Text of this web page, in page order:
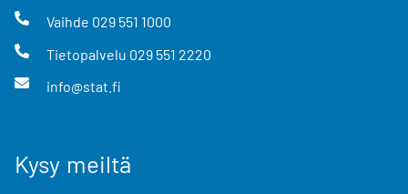
Vaihde 029 551 1000
Tietopalvelu 029 551 2220
info@stat.fi
Kysy meiltä